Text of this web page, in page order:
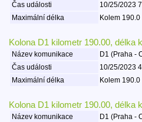
Čas události
10/25/2023
Maximální délka
Kolem
Kolona D1 kilometr 190.00, délka
Název komunikace
D1 (Praha -
Čas události
10/25/2023
Maximální délka
Kolem
Kolona D1 kilometr 190.00, délka
Název komunikace
D1 (Praha -